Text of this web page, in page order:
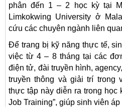
phân đến 1 – 2 học kỳ tại
Limkokwing University ở
cứu các chuyên ngành liên
Để trang bị kỹ năng thực tế,
việc từ 4 – 8 tháng tại các
điện tử, đài truyền hình,
truyền thông và giải trí trong
thực tập này diễn ra trong học
Job Training”, giúp sinh viên